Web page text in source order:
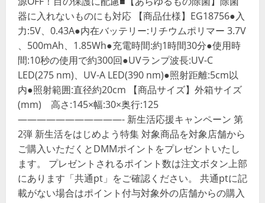
器に入れないものにも対応 【商品仕様】EG18756●入
力:5V、0.43A●内在バッテリー:リチウムポリマー 3.7V
、500mAh、1.85Wh●充電時間:約1時間30分●使用時
間:10秒の使用で約300回●UVランプ波長:UV-C
LED(275 nm)、UV-A LED(390 nm)●照射距離:5cm以
内●照射範囲:直径約20cm 【商品サイズ】外箱サイズ
(mm) 高さ:145×幅:30×奥行:125
———————————- 新生活応援キャンペーン 第
2弾 新生活をはじめよう特集 対象商品を対象店舗から
ご購入いただくとDMMポイントをプレゼントいたし
ます。 プレゼントされるポイント数は注文ボタン上部
にあります「共通pt」をご確認ください。 共通ptに記
載がない場合はポイント付与対象外の店舗からの購入